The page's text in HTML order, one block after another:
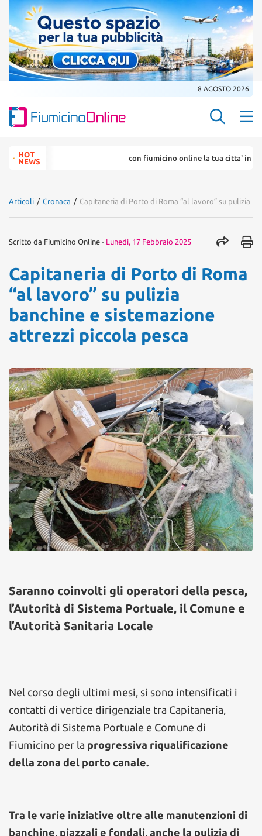
8 AGOSTO 2026
Search
for:HOT
NEWS
con fiumicino online la tua citta' in un ... click
Articoli / Cronaca / Capitaneria di Porto di Roma “al lavoro” su pulizia
Scritto da Fiumicino Online - Lunedì, 17 Febbraio 2025
Capitaneria di Porto di Roma
“al lavoro” su pulizia
banchine e sistemazione
attrezzi piccola pesca
Saranno coinvolti gli operatori della pesca,
l’Autorità di Sistema Portuale, il Comune e
l’Autorità Sanitaria Locale
Nel corso degli ultimi mesi, si sono intensificati i
contatti di vertice dirigenziale tra Capitaneria,
Autorità di Sistema Portuale e Comune di
Fiumicino per la progressiva riqualificazione
della zona del porto canale.
Tra le varie iniziative oltre alle manutenzioni di
banchine, piazzali e fondali, anche la pulizia di